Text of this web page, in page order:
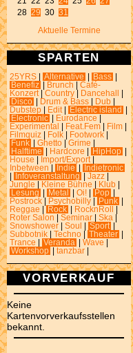
28 29 30 31
Aktuelle Termine
SPARTEN
25YRS Alternative Bass
Benefiz
Brunch
Café-
Konzert
Country Dancehall
Disco
Drum & Bass Dub
Dubstep
Edit Electric island
Electronic
Eurodance
Experimental
Feat.Fem Film
Filmquiz
Folk Footwork
Funk
Ghetto Grime
Halftime
Hardcore HipHop
House
Import/Export
Inbetween
Indie
Indietronic
Infoveranstaltung Jazz
Jungle
Kleine Bühne Klub
Lesung
Metal Oi! Pop
Postrock
Psychobilly Punk
Reggae
Rock RocknRoll
Roter Salon
Seminar Ska
Snowshower
Soul Sport
Subbotnik
Techno Theater
Trance
Veranda Wave
Workshop
tanzbar
VORVERKAUF
Keine
Kartenvorverkaufsstellen
bekannt.